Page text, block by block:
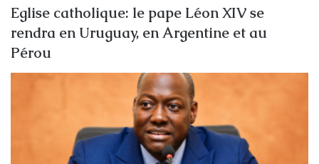
Eglise catholique: le pape Léon XIV se
rendra en Uruguay, en Argentine et au
Pérou